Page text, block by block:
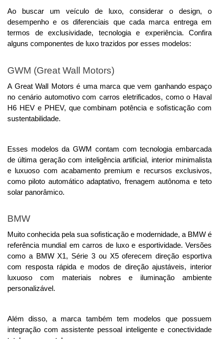
Ao buscar um veículo de luxo, considerar o design, o
desempenho e os diferenciais que cada marca entrega em
termos de exclusividade, tecnologia e experiência. Confira
alguns componentes de luxo trazidos por esses modelos:
GWM (Great Wall Motors)
A Great Wall Motors é uma marca que vem ganhando espaço
no cenário automotivo com carros eletrificados, como o Haval
H6 HEV e PHEV, que combinam potência e sofisticação com
sustentabilidade.
Esses modelos da GWM contam com tecnologia embarcada
de última geração com inteligência artificial, interior minimalista
e luxuoso com acabamento premium e recursos exclusivos,
como piloto automático adaptativo, frenagem autônoma e teto
solar panorâmico.
BMW
Muito conhecida pela sua sofisticação e modernidade, a BMW é
referência mundial em carros de luxo e esportividade. Versões
como a BMW X1, Série 3 ou X5 oferecem direção esportiva
com resposta rápida e modos de direção ajustáveis, interior
luxuoso com materiais nobres e iluminação ambiente
personalizável.
Além disso, a marca também tem modelos que possuem
integração com assistente pessoal inteligente e conectividade